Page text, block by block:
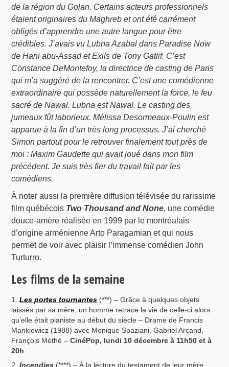
de la région du Golan. Certains acteurs professionnels
étaient originaires du Maghreb et ont été carrément
obligés d’apprendre une autre langue pour être
crédibles. J’avais vu Lubna Azabal dans Paradise Now
de Hani abu-Assad et Exils de Tony Gatlif. C’est
Constance DeMontefoy, la directrice de casting de Paris
qui m’a suggéré de la rencontrer. C’est une comédienne
extraordinaire qui possède naturellement la force, le feu
sacré de Nawal. Lubna est Nawal. Le casting des
jumeaux fût laborieux. Mélissa Desormeaux-Poulin est
apparue à la fin d’un très long processus. J’ai cherché
Simon partout pour le retrouver finalement tout près de
moi : Maxim Gaudette qui avait joué dans mon film
précédent. Je suis très fier du travail fait par les
comédiens.
À noter aussi la première diffusion télévisée du rarissime
film québécois Two Thousand and None, une comédie
douce-amère réalisée en 1999 par le montréalais
d’origine arménienne Arto Paragamian et qui nous
permet de voir avec plaisir l’immense comédien John
Turturro.
Les films de la semaine
Les portes tournantes (***) – Grâce à quelques objets
laissés par sa mère, un homme retrace la vie de celle-ci alors
qu’elle était pianiste au début du siècle – Drame de Francis
Mankiewicz (1988) avec Monique Spaziani, Gabriel Arcand,
François Méthé –CinéPop, lundi 10 décembre à 11h50 et à
20h
Incendies (****) – À la lecture du testament de leur mère,